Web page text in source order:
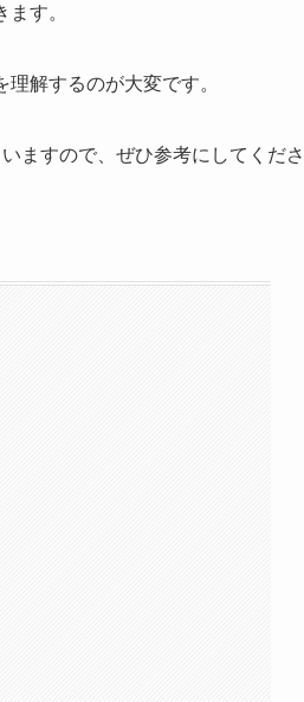
す。
解するのが大変です。
ますので、ぜひ参考にしてくだ